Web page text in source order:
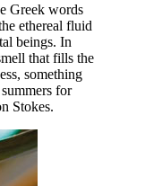
Greek words
ethereal fluid
beings. In
that fills the
something
for
Stokes.